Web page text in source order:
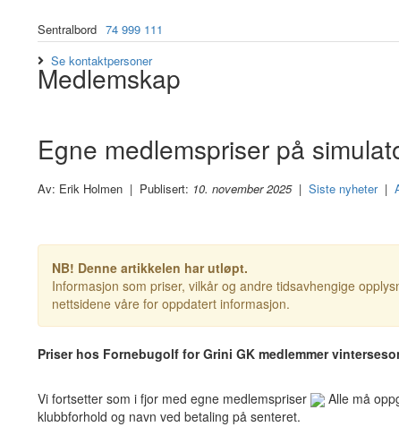
Sentralbord 74 999 111
Se kontaktpersoner
Medlemskap
Egne medlemspriser på
Av: Erik Holmen | Publisert: 10. november 2025| Siste nyheter|
NB! Denne artikkelen har utløpt.
Informasjon som priser, vilkår og andre tidsavhengige
nettsidene våre for oppdatert informasjon.
Priser hos Fornebugolf for Grini GK medlemmer
Vi fortsetter som i fjor med egne medlemspriser
Alle må
klubbforhold og navn ved betaling på senteret.